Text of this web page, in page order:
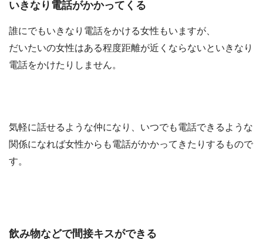
いきなり電話がかかってくる
誰にでもいきなり電話をかける女性もいますが、
だいたいの女性はある程度距離が近くならないといきなり
電話をかけたりしません。
気軽に話せるような仲になり、いつでも電話できるような
関係になれば女性からも電話がかかってきたりするもので
す。
飲み物などで間接キスができる